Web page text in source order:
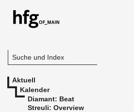
Suche und Index
Aktuell
Kalender
Diamant: Beat
Streuli: Overview